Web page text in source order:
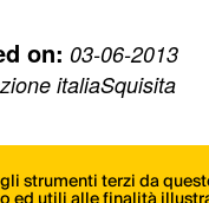
on: 03-06-2013
italiaSquisita
strumenti terzi da